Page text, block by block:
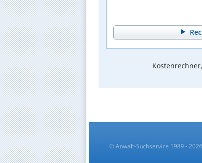
© Anwalt-Suchservice 1989 - 2026